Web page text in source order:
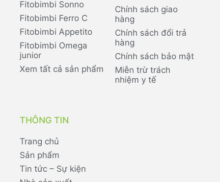
Fitobimbi Sonno
Fitobimbi Ferro C
Fitobimbi Appetito
Fitobimbi Omega
junior
Xem tất cả sản phẩm
Chính sách giao
hàng
Chính sách đổi trả
hàng
Chính sách bảo mật
Miễn trừ trách
nhiệm y tế
THÔNG TIN
Trang chủ
Sản phẩm
Tin tức – Sự kiện